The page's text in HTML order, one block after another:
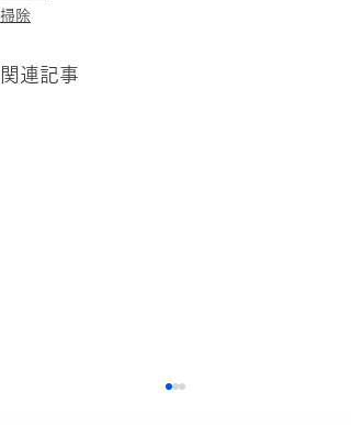
掃除
関連記事